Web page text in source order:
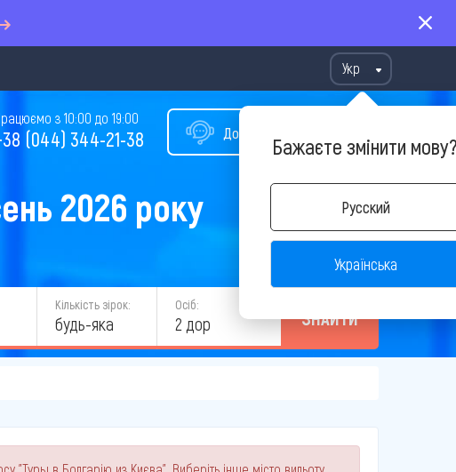
Укр
Бажаєте змінити
Русский
Українська
Допомога у виборі туру
з 10:00 до 19:00
(044) 344-21-38
2026 року
Кількість зірок:
будь-яка
Осіб:
2 дор ЗНАЙТИ